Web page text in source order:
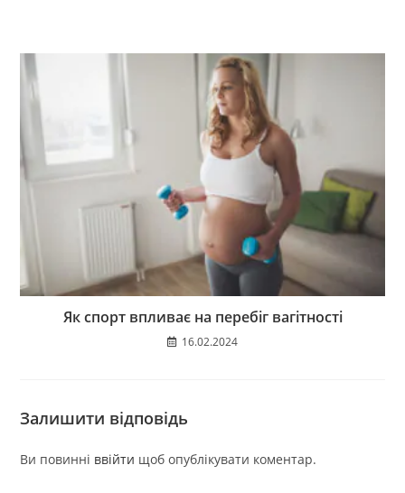
Як спорт впливає на перебіг вагітності
16.02.2024
Залишити відповідь
Ви повинні ввійти щоб опублікувати коментар.